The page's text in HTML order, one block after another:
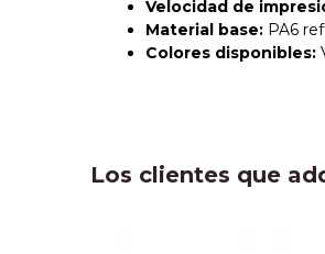
Velocidad de
Material base: PA6
Colores disponibles:
Los clientes que